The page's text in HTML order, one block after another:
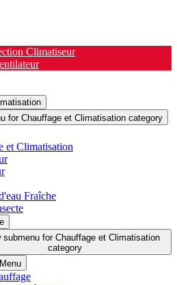
Climatiseur
for Chauffage et Climatisation category
et Climatisation
Fraîche
submenu for Chauffage et Climatisation
category
Menu